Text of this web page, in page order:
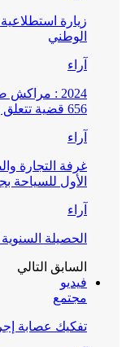
زيارة
الوطني
آراء
2024 :
656 قضية تتعلق بغسيل الأموال
آراء
غرفة التجارة
الأول
آراء
الحصيلة السنوية
السابق التالي
فيديو
مجتمع
تفكيك عصابة